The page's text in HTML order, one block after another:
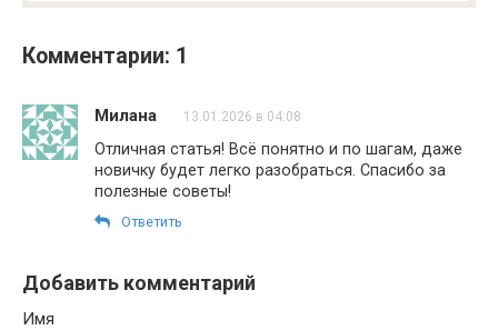
Комментарии: 1
Милана 13.01.2026 в 04:08
Отличная статья! Всё понятно и по шагам, даже
новичку будет легко разобраться. Спасибо за
полезные советы!
Ответить
Добавить комментарий
Имя